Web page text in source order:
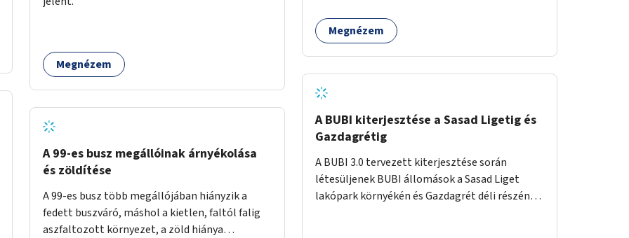
időszakokban zsúfolt 5-ös autóbusz
Megnézem
A 99-es busz megállóinak árnyékolása
és zöldítése
A 99-es busz több megállójában hiányzik a
fedett buszváró, máshol a kietlen, faltól falig
aszfaltozott környezet, a zöld hiánya
alkalmas lenne egy nagy biodiverzitású hosszú
kert kialakítására, több szintű növényzettel,
Megnézem
A BUBI kiterjesztése a Sasad Ligetig és
Gazdagrétig
A BUBI 3.0 tervezett kiterjesztése során
létesüljenek BUBI állomások a Sasad Liget
lakópark környékén és Gazdagrét déli részén